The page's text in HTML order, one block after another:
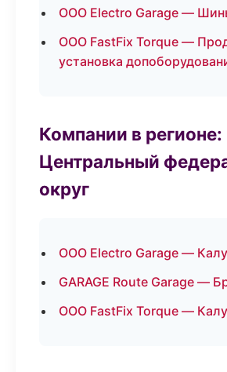
ООО Electro Garage —
ООО FastFix Torque —
установка
Компании в регионе:
Центральный
округ
ООО Electro Garage —
GARAGE Route Garage —
ООО FastFix Torque —